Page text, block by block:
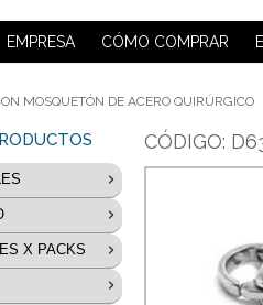
EMPRESA CÓMO COMPRAR
MOSQUETÓN DE ACERO QUIRÚRGICO
CÓDIGO:
925
X PACKS